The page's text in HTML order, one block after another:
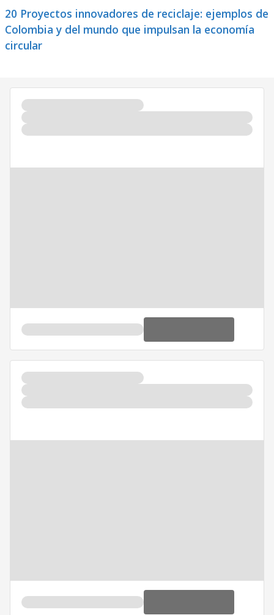
20 Proyectos innovadores de reciclaje: ejemplos de
Colombia y del mundo que impulsan la economía
circular